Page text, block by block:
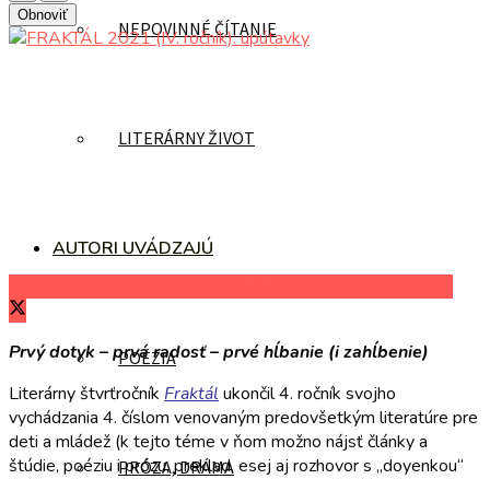
NEPOVINNÉ ČÍTANIE
LITERÁRNY ŽIVOT
AUTORI UVÁDZAJÚ
POÉZIA
PRÓZA, DRÁMA
Obnoviť
Prvý dotyk – prvá radosť – prvé hĺbanie (i zahĺbenie)
Literárny štvrťročník Fraktál ukončil 4. ročník svojho
vychádzania 4. číslom venovaným predovšetkým literatúre pre
deti a mládež (k tejto téme v ňom možno nájsť články a
štúdie, poéziu i prózu, preklad, esej aj rozhovor s „doyenkou“